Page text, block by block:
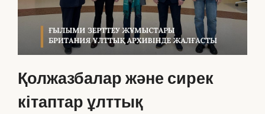
Қолжазбалар және сирек
кітаптар ұлттық